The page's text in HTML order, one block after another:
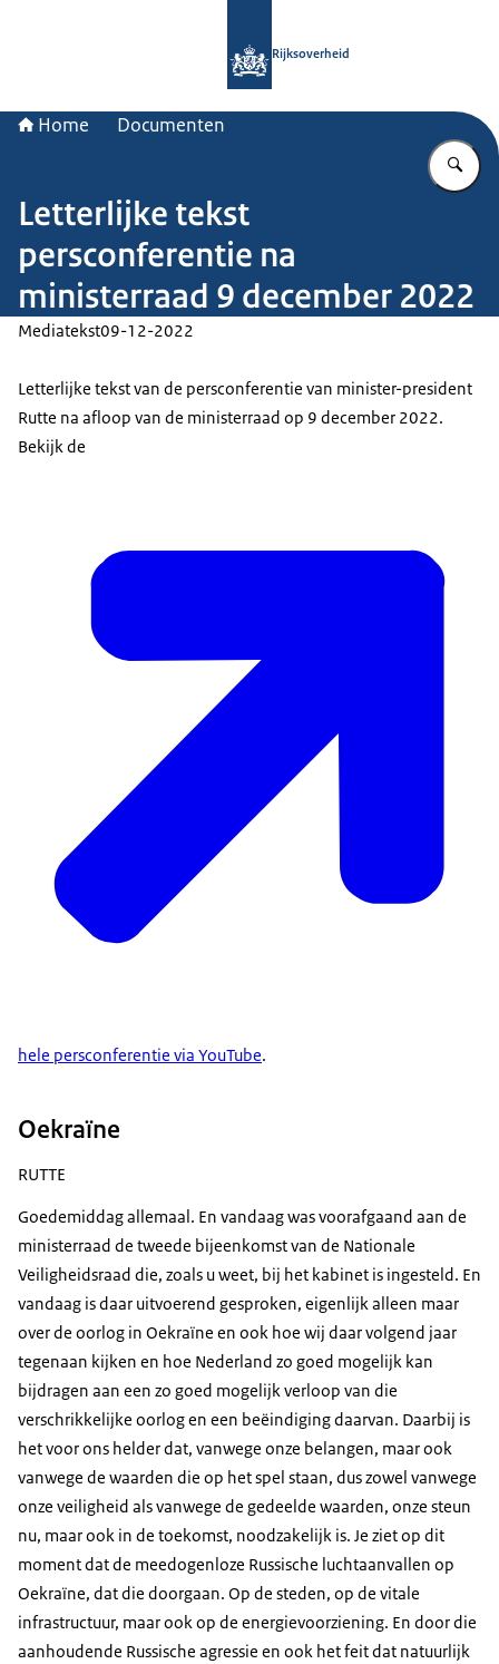
Rijksoverheid
Home Documenten
Letterlijke tekst
persconferentie na
ministerraad 9 december 2022
Mediatekst09-12-2022
Letterlijke tekst van de persconferentie van minister-president
Rutte na afloop van de ministerraad op 9 december 2022.
Bekijk de
hele persconferentie via YouTube.
Oekraïne
RUTTE
Goedemiddag allemaal. En vandaag was voorafgaand aan de
ministerraad de tweede bijeenkomst van de Nationale
Veiligheidsraad die, zoals u weet, bij het kabinet is ingesteld. En
vandaag is daar uitvoerend gesproken, eigenlijk alleen maar
over de oorlog in Oekraïne en ook hoe wij daar volgend jaar
tegenaan kijken en hoe Nederland zo goed mogelijk kan
bijdragen aan een zo goed mogelijk verloop van die
verschrikkelijke oorlog en een beëindiging daarvan. Daarbij is
het voor ons helder dat, vanwege onze belangen, maar ook
vanwege de waarden die op het spel staan, dus zowel vanwege
onze veiligheid als vanwege de gedeelde waarden, onze steun
nu, maar ook in de toekomst, noodzakelijk is. Je ziet op dit
moment dat de meedogenloze Russische luchtaanvallen op
Oekraïne, dat die doorgaan. Op de steden, op de vitale
infrastructuur, maar ook op de energievoorziening. En door die
aanhoudende Russische agressie en ook het feit dat natuurlijk